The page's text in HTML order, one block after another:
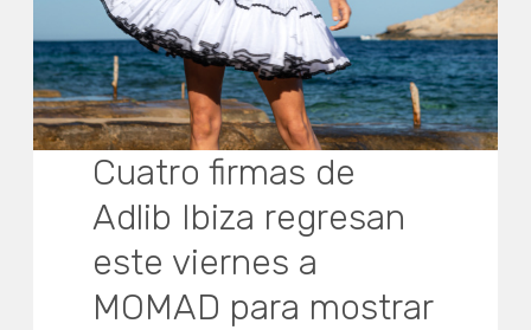
Cuatro firmas de
Adlib Ibiza regresan
este viernes a
MOMAD para mostrar